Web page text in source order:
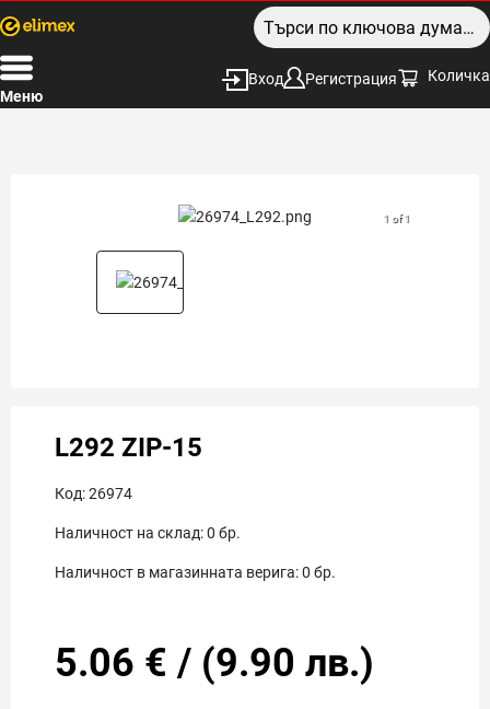
Меню
Вход Регистрация Количка
1 of 1
L292 ZIP-15
Код:26974
Наличност на склад:0 бр.
Наличност в магазинната верига:0 бр.
5.06 € / (9.90 лв.)